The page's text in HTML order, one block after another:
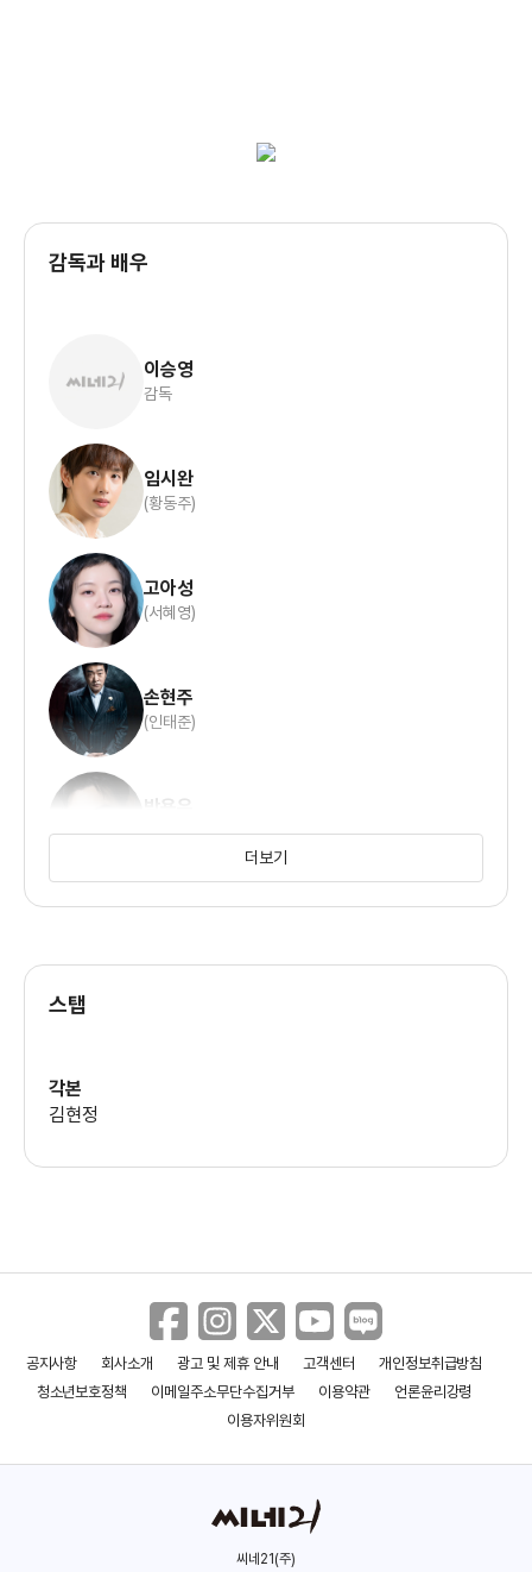
감독과 배우
이승영
감독
임시완
(황동주)
고아성
(서혜영)
손현주
(인태준)
박용우
(오영)
(장정일)
이규회
김국희
더보기
스탭
각본
김현정
공지사항 회사소개 광고 및 제휴 안내 고객센터
개인정보취급방침
청소년보호정책
이메일주소무단수집거부 이용약관
언론윤리강령
이용자위원회
씨네21(주)